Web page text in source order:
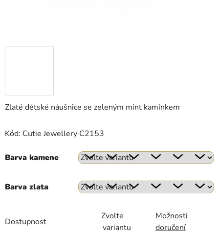
Zlaté dětské náušnice se zeleným mint kamínkem
Kód: Cutie Jewellery C2153
Barva kamene
Barva zlata
Dostupnost
Zvolte
variantu
Možnosti
doručení